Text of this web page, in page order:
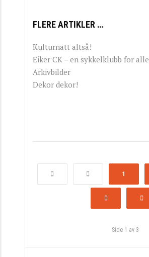
FLERE ARTIKLER …
Kulturnatt altså!
Eiker CK – en sykkelklubb for alle
Arkivbilder
Dekor dekor!
1
Side 1 av 3